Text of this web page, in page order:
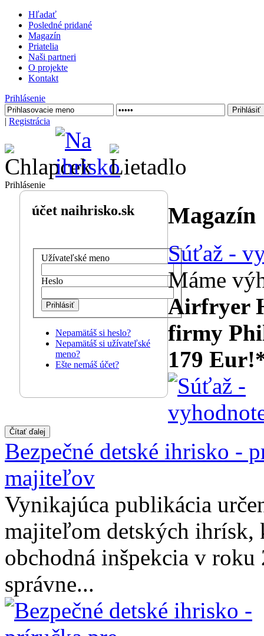
Hľadať
Posledné pridané
Magazín
Priatelia
Naši partneri
O projekte
Kontakt
Prihlásenie
| Registrácia
Prihlásenie
účet naihrisko.sk
Užívateľské meno
Heslo
Prihlásiť
Nepamätáš si heslo?
Nepamätáš si užívateľské
meno?
Ešte nemáš účet?
Magazín
Súťaž -
Máme
Airfryer
firmy
179
Bezpečné detské ihrisko -
majiteľov
Vynikajúca publikácia
majiteľom detských ihrísk,
obchodná inšpekcia v
správne...